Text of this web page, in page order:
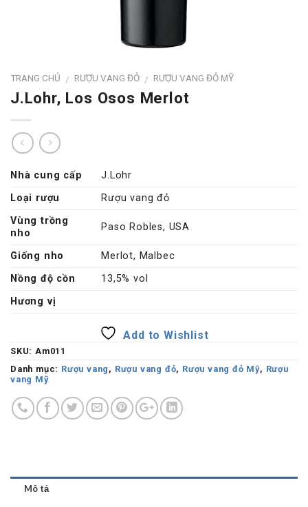
TRANG CHỦ / RƯỢU VANG ĐỎ / RƯỢU VANG ĐỎ MỸ
J.Lohr, Los Osos Merlot
Nhà cung cấp
J.Lohr
Loại rượu
Rượu vang đỏ
Vùng trồng
nho
Paso Robles, USA
Giống nho
Merlot, Malbec
Nồng độ cồn
13,5% vol
Hương vị
Add to Wishlist
SKU: Am011
Danh mục: Rượu vang , Rượu vang đỏ, Rượu vang đỏ Mỹ, Rượu
vang Mỹ
Mô tả